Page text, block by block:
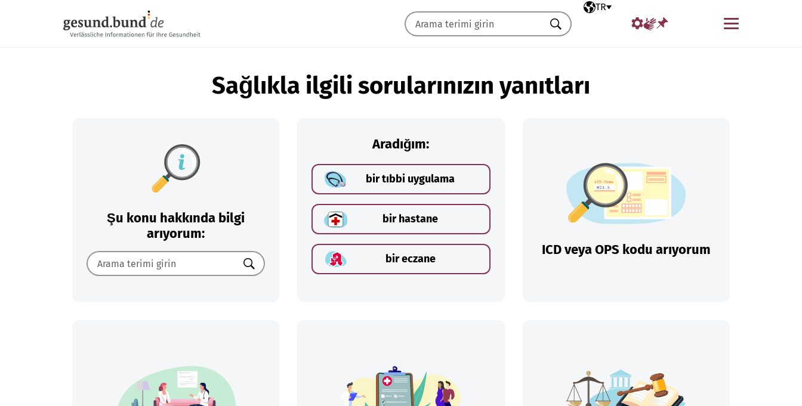
Seçili dil
TR
Menü
Ara
Sağlıkla ilgili sorularınızın yanıtları
Şu konu hakkında bilgi
arıyorum:
Ara
Aradığım:
bir tıbbi uygulama
bir hastane
bir eczane
ICD veya OPS kodu arıyorum